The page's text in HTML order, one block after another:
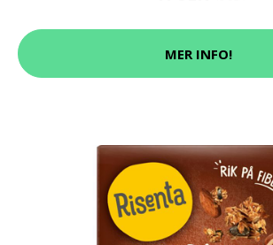
MER INFO!